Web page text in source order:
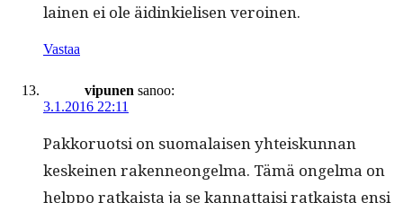
lainen ei ole äidinkielisen veroinen.
Vastaa
vipunen sanoo:
3.1.2016 22:11
Pakko­ruot­si on suo­ma­laisen yhteiskun­nan
keskeinen raken­neon­gel­ma. Tämä ongel­ma on
help­po ratkaista ja se kan­nat­taisi ratkaista ensi